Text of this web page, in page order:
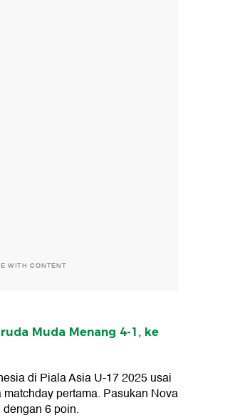
WITH CONTENT
Muda Menang 4-1, ke
di Piala Asia U-17 2025 usai
pertama. Pasukan Nova
6 poin.